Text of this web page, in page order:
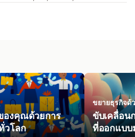
องคุณด้วยการ
วโลก
ขยายธุรกิจด้
ขับเคลื่อน
ที่ออกแบบ